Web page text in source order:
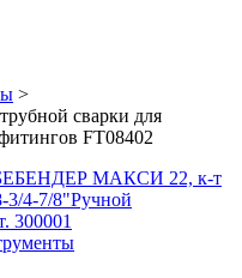
>
сварки для
FT08402
МАКСИ 22, к-т
3/4-7/8"Ручной
300001